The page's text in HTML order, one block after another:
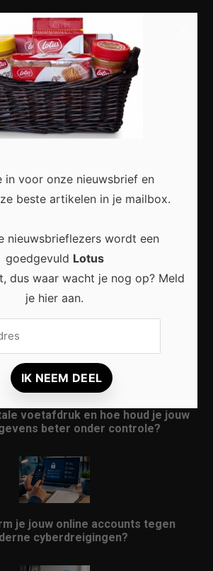
Over Online Privacy: Alles
vragen over online privacy: Zo
persoonlijke gegevens beter
voetafdruk en hoe houd je jouw
beter onder controle?
je jouw online accounts tegen
cyberdreigingen?
in voor onze nieuwsbrief en
beste artikelen in je mailbox.
nieuwsbrieflezers wordt een
goedgevuld Lotus
dus waar wacht je nog op? Meld
je hier aan.